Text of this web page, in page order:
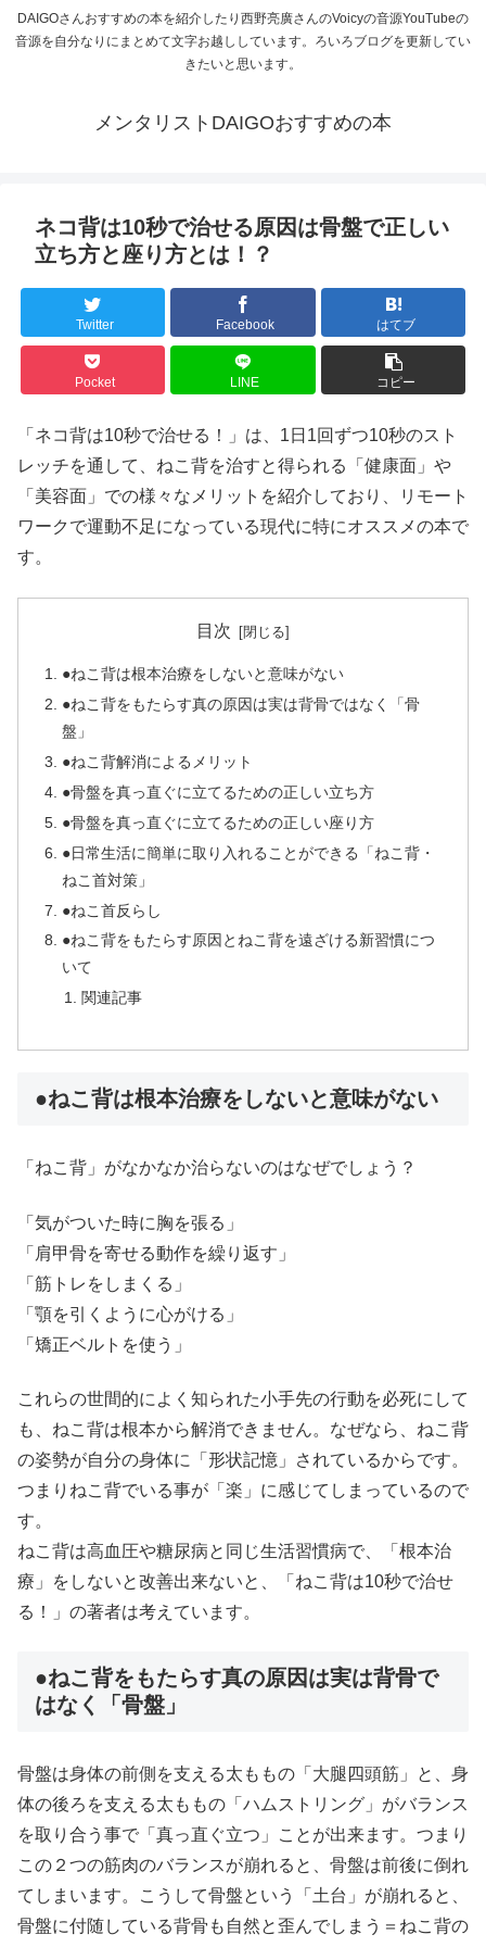
DAIGOさんおすすめの本を紹介したり西野亮廣さんのVoicyの音源YouTubeの
音源を自分なりにまとめて文字お越ししています。ろいろブログを更新してい
きたいと思います。
メンタリストDAIGOおすすめの本
ネコ背は10秒で治せる原因は骨盤で正しい
立ち方と座り方とは！？
Twitter Facebook はてブ
Pocket LINE コピー
「ネコ背は10秒で治せる！」は、1日1回ずつ10秒のスト
レッチを通して、ねこ背を治すと得られる「健康面」や
「美容面」での様々なメリットを紹介しており、リモート
ワークで運動不足になっている現代に特にオススメの本で
す。
目次
●ねこ背は根本治療をしないと意味がない
●ねこ背をもたらす真の原因は実は背骨ではなく「骨
盤」
●ねこ背解消によるメリット
●骨盤を真っ直ぐに立てるための正しい立ち方
●骨盤を真っ直ぐに立てるための正しい座り方
●日常生活に簡単に取り入れることができる「ねこ背・
ねこ首対策」
●ねこ首反らし
●ねこ背をもたらす原因とねこ背を遠ざける新習慣につ
いて
関連記事
●ねこ背は根本治療をしないと意味がない
「ねこ背」がなかなか治らないのはなぜでしょう？
「気がついた時に胸を張る」
「肩甲骨を寄せる動作を繰り返す」
「筋トレをしまくる」
「顎を引くように心がける」
「矯正ベルトを使う」
これらの世間的によく知られた小手先の行動を必死にして
も、ねこ背は根本から解消できません。なぜなら、ねこ背
の姿勢が自分の身体に「形状記憶」されているからです。
つまりねこ背でいる事が「楽」に感じてしまっているので
す。
ねこ背は高血圧や糖尿病と同じ生活習慣病で、「根本治
療」をしないと改善出来ないと、「ねこ背は10秒で治せ
る！」の著者は考えています。
●ねこ背をもたらす真の原因は実は背骨で
はなく「骨盤」
骨盤は身体の前側を支える太ももの「大腿四頭筋」と、身
体の後ろを支える太ももの「ハムストリング」がバランス
を取り合う事で「真っ直ぐ立つ」ことが出来ます。つまり
この２つの筋肉のバランスが崩れると、骨盤は前後に倒れ
てしまいます。こうして骨盤という「土台」が崩れると、
骨盤に付随している背骨も自然と歪んでしまう＝ねこ背の